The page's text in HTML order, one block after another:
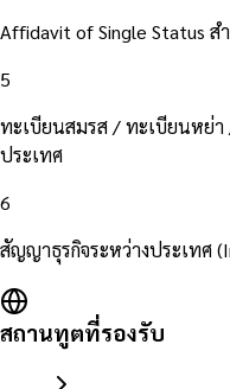
Affidavit of Single Status
5
ทะเบียนสมรส / ทะเบียนหย่
ประเทศ
6
สัญญาธุรกิจระหว่างประเทศ
สถานทูตที่รองรับ